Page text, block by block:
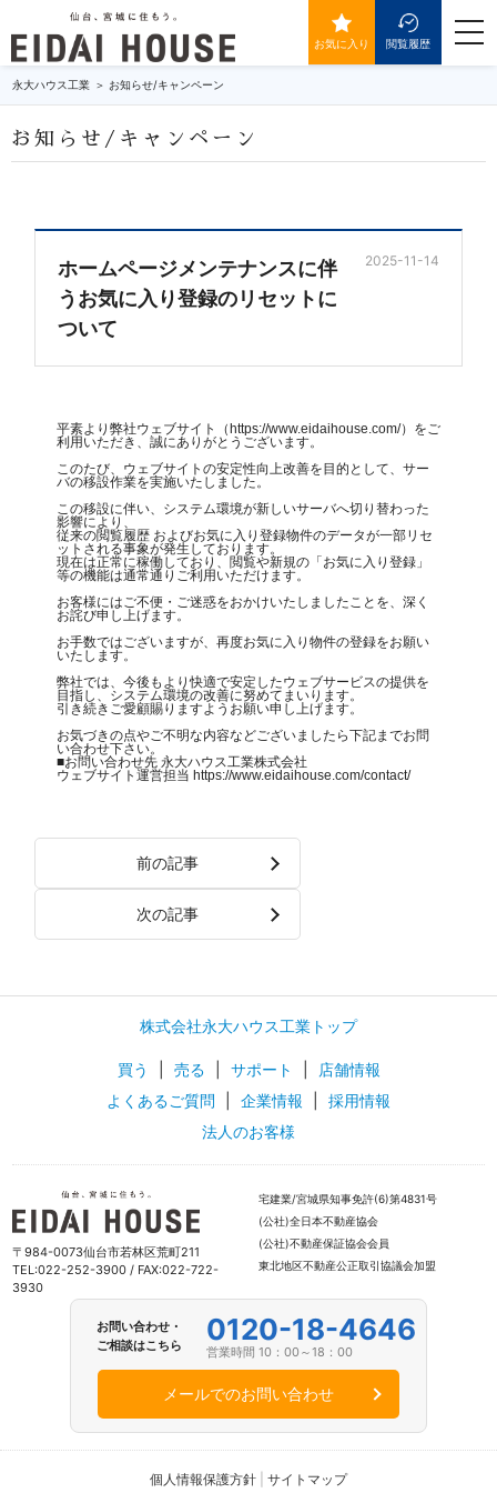
お気に入り 閲覧履歴
永大ハウス工業 お知らせ/キャンペーン
お知らせ/キャンペーン
ホームページメンテナンスに伴
うお気に入り登録のリセットに
ついて
2025-11-14
平素より弊社ウェブサイト（https://www.eidaihouse.com/）をご
利用いただき、誠にありがとうございます。
このたび、ウェブサイトの安定性向上改善を目的として、サー
バの移設作業を実施いたしました。
この移設に伴い、システム環境が新しいサーバへ切り替わった
影響により、
従来の閲覧履歴 およびお気に入り登録物件のデータが一部リセ
ットされる事象が発生しております。
現在は正常に稼働しており、閲覧や新規の「お気に入り登録」
等の機能は通常通りご利用いただけます。
お客様にはご不便・ご迷惑をおかけいたしましたことを、深く
お詫び申し上げます。
お手数ではございますが、再度お気に入り物件の登録をお願い
いたします。
弊社では、今後もより快適で安定したウェブサービスの提供を
目指し、システム環境の改善に努めてまいります。
引き続きご愛顧賜りますようお願い申し上げます。
お気づきの点やご不明な内容などございましたら下記までお問
い合わせ下さい。
■お問い合わせ先 永大ハウス工業株式会社
ウェブサイト運営担当 https://www.eidaihouse.com/contact/
前の記事
次の記事
株式会社永大ハウス工業トップ
買う 売る サポート
店舗情報
よくあるご質問
企業情報
採用情報
法人のお客様
〒984-0073仙台市若林区荒町211
TEL:022-252-3900 / FAX:022-722-
3930
宅建業/宮城県知事免許(6)第4831号
(公社)全日本不動産協会
(公社)不動産保証協会会員
東北地区不動産公正取引協議会加盟
お問い合わせ・
ご相談はこちら
0120-18-4646
営業時間 10：00～18：00
メールでのお問い合わせ
個人情報保護方針 サイトマップ